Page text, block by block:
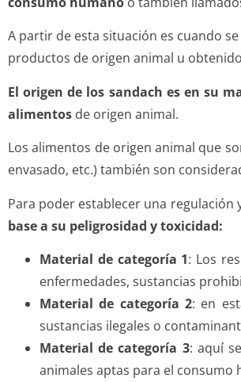
A partir de esta situación es cuando
productos de origen animal u
El origen de los sandach es en su
alimentos de origen animal.
Los alimentos de origen animal que
envasado, etc.) también son
Para poder establecer una
base a su peligrosidad y toxicidad:
Material de categoría 1: Los
enfermedades, sustancias
Material de categoría 2: en
sustancias ilegales o
Material de categoría 3: aquí
animales aptas para el consumo